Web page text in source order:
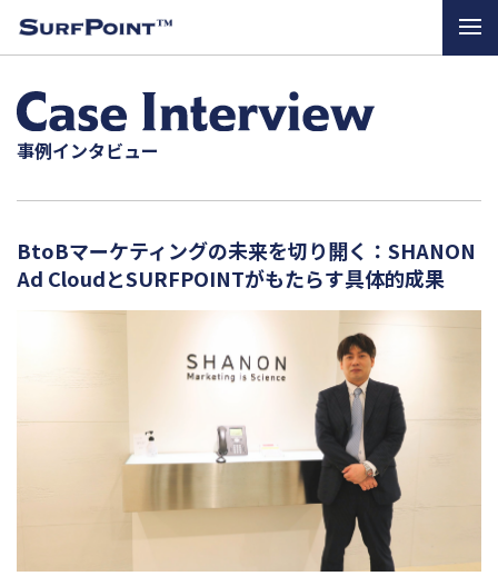
事例インタビュー
BtoBマーケティングの未来を切り開く：SHANON
Ad CloudとSURFPOINTがもたらす具体的成果